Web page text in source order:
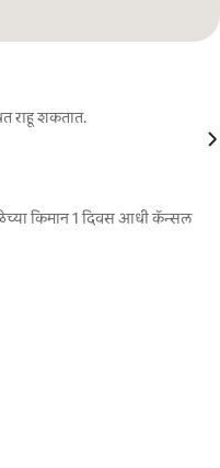
राहू शकतात.
किमान 1 दिवस आधी कॅन्सल